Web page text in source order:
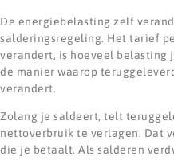
De energiebelasting zelf
salderingsregeling. Het tarief
verandert, is hoeveel belasting
de manier waarop
verandert.
Zolang je saldeert, telt
nettoverbruik te verlagen. Dat
die je betaalt. Als salderen